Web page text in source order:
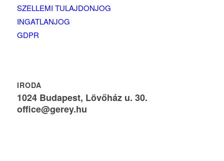
SZELLEMI TULAJDONJOG
INGATLANJOG
GDPR
IRODA
1024 Budapest, Lövőház u. 30.
office@gerey.hu